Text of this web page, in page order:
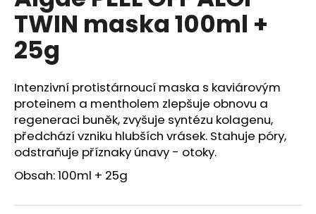
0,0
5
hvězdiček.
TWIN maska 100ml +
25g
Intenzivní protistárnoucí maska s kaviárovým
proteinem a mentholem zlepšuje obnovu a
regeneraci buněk, zvyšuje syntézu kolagenu,
předchází vzniku hlubších vrásek. Stahuje póry,
odstraňuje příznaky únavy - otoky.
Obsah: 100ml + 25g
a
j
í
?
HLEDAT